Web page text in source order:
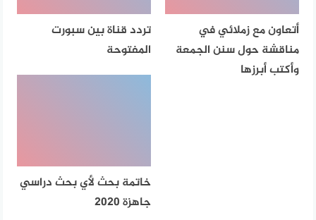
أتعاون مع زملائي في
مناقشة حول سنن الجمعة
وأكتب أبرزها
تردد قناة بين سبورت
المفتوحة
خاتمة بحث لأي بحث دراسي
جاهزة 2020